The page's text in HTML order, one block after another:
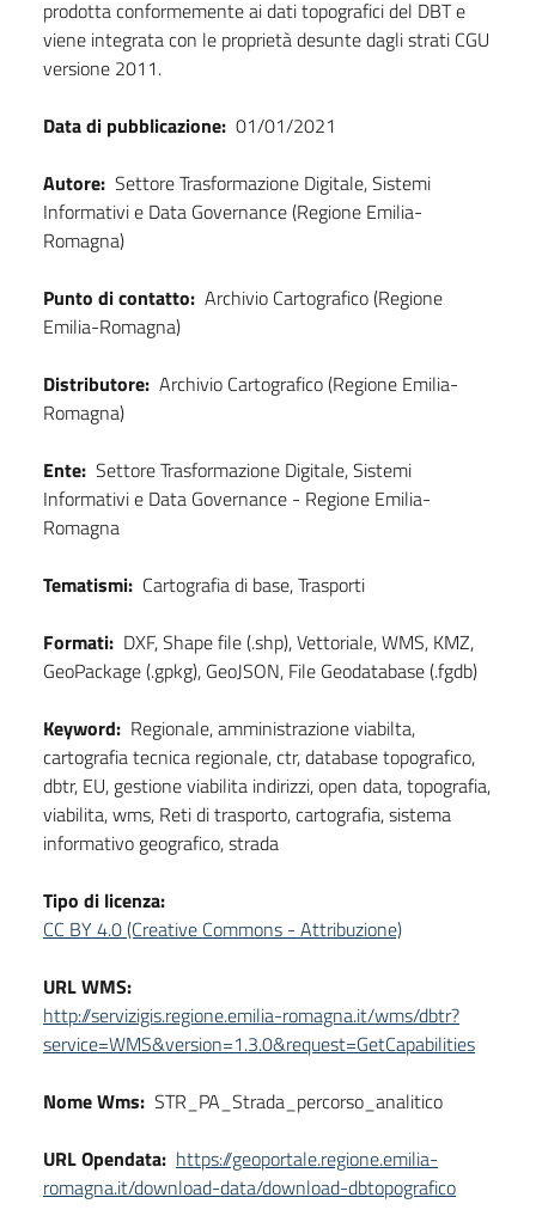
prodotta conformemente ai dati topografici del DBT e
viene integrata con le proprietà desunte dagli strati CGU
versione 2011.
Data di pubblicazione: 01/01/2021
Autore: Settore Trasformazione Digitale, Sistemi
Informativi e Data Governance (Regione Emilia-
Romagna)
Punto di contatto: Archivio Cartografico (Regione
Emilia-Romagna)
Distributore: Archivio Cartografico (Regione Emilia-
Romagna)
Ente: Settore Trasformazione Digitale, Sistemi
Informativi e Data Governance - Regione Emilia-
Romagna
Tematismi: Cartografia di base, Trasporti
Formati: DXF, Shape file (.shp), Vettoriale, WMS, KMZ,
GeoPackage (.gpkg), GeoJSON, File Geodatabase (.fgdb)
Keyword: Regionale, amministrazione viabilta,
cartografia tecnica regionale, ctr, database topografico,
dbtr, EU, gestione viabilita indirizzi, open data, topografia,
viabilita, wms, Reti di trasporto, cartografia, sistema
informativo geografico, strada
Tipo di licenza:
CC BY 4.0 (Creative Commons - Attribuzione)
URL WMS:
http://servizigis.regione.emilia-romagna.it/wms/dbtr?
service=WMS&version=1.3.0&request=GetCapabilities
Nome Wms: STR_PA_Strada_percorso_analitico
URL Opendata: https://geoportale.regione.emilia-
romagna.it/download-data/download-dbtopografico